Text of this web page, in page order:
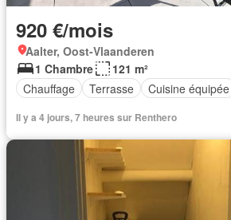
920 €/mois
Aalter, Oost-Vlaanderen
1 Chambre
121 m²
Chauffage
Terrasse Cuisine équipée
Il y a 4 jours, 7 heures sur Renthero